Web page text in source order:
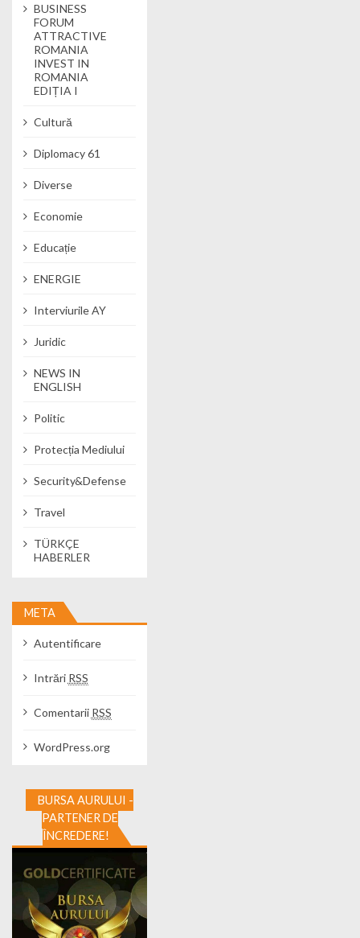
BUSINESS
FORUM
ATTRACTIVE
ROMANIA
INVEST IN
ROMANIA
EDIȚIA I
Cultură
Diplomacy 61
Diverse
Economie
Educație
ENERGIE
Interviurile AY
Juridic
NEWS IN
ENGLISH
Politic
Protecția Mediului
Security&Defense
Travel
TÜRKÇE
HABERLER
META
Autentificare
Intrări RSS
Comentarii RSS
WordPress.org
BURSA AURULUI -
PARTENER DE
ÎNCREDERE!